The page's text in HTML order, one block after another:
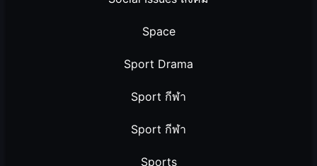
Space
Sport Drama
Sport กีฬา
Sport กีฬา
Sports